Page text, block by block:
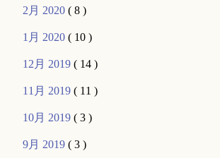
2月 2020( 8 )
1月 2020( 10 )
12月 2019( 14 )
11月 2019( 11 )
10月 2019( 3 )
9月 2019( 3 )